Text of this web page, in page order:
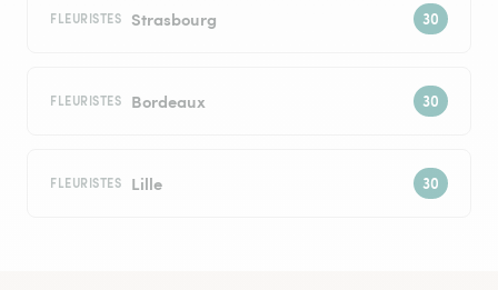
FLEURISTES Strasbourg
FLEURISTES Bordeaux
FLEURISTES Lille